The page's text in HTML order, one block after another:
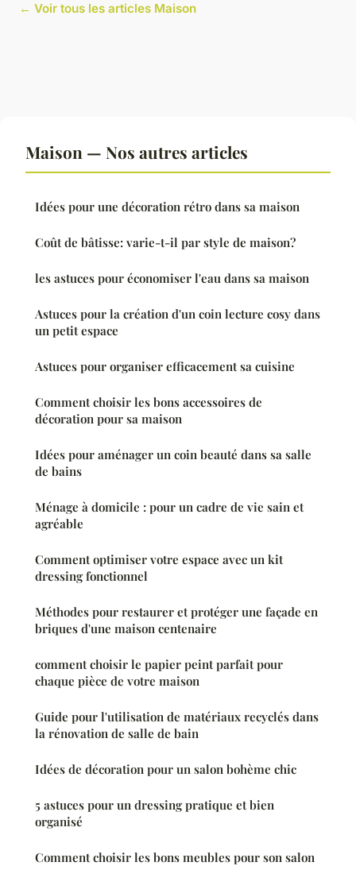
← Voir tous les articles Maison
Maison — Nos autres articles
Idées pour une décoration rétro dans sa maison
Coût de bâtisse: varie-t-il par style de maison?
les astuces pour économiser l'eau dans sa maison
Astuces pour la création d'un coin lecture cosy dans
un petit espace
Astuces pour organiser efficacement sa cuisine
Comment choisir les bons accessoires de
décoration pour sa maison
Idées pour aménager un coin beauté dans sa salle
de bains
Ménage à domicile : pour un cadre de vie sain et
agréable
Comment optimiser votre espace avec un kit
dressing fonctionnel
Méthodes pour restaurer et protéger une façade en
briques d'une maison centenaire
comment choisir le papier peint parfait pour
chaque pièce de votre maison
Guide pour l'utilisation de matériaux recyclés dans
la rénovation de salle de bain
Idées de décoration pour un salon bohème chic
5 astuces pour un dressing pratique et bien
organisé
Comment choisir les bons meubles pour son salon